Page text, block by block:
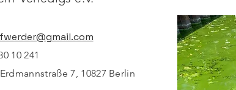
10 241
7, 10827 Berlin